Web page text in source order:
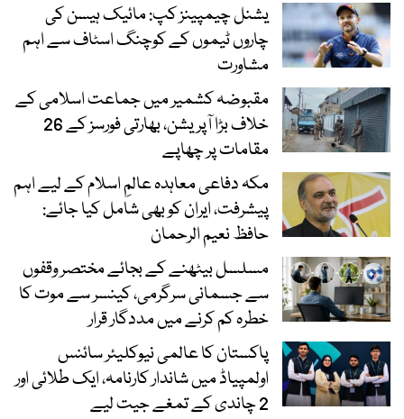
یشنل چیمپینز کپ: مائیک ہیسن کی
چاروں ٹیموں کے کوچنگ اسٹاف سے اہم
مشاورت
مقبوضہ کشمیر میں جماعت اسلامی کے
خلاف بڑا آپریشن، بھارتی فورسز کے 26
مقامات پر چھاپے
مکہ دفاعی معاہدہ عالمِ اسلام کے لیے اہم
پیشرفت، ایران کو بھی شامل کیا جائے:
حافظ نعیم الرحمان
مسلسل بیٹھنے کے بجائے مختصر وقفوں
سے جسمانی سرگرمی، کینسر سے موت کا
خطرہ کم کرنے میں مددگار قرار
پاکستان کا عالمی نیوکلیئر سائنس
اولمپیاڈ میں شاندار کارنامہ، ایک طلائی اور
2 چاندی کے تمغے جیت لیے